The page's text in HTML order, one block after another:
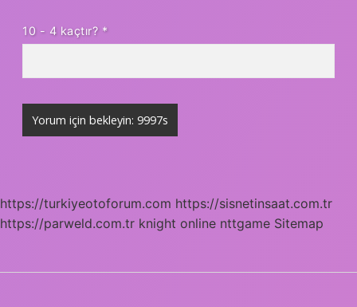
10 - 4 kaçtır? *
https://turkiyeotoforum.com https://sisnetinsaat.com.tr
https://parweld.com.tr knight online nttgame Sitemap